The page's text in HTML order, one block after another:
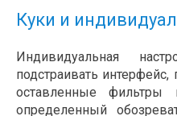
Куки и
Индивидуальная
подстраивать
оставленные
определенный